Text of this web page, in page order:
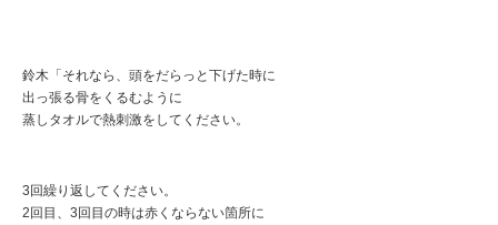
鈴木「それなら、頭をだらっと下げた時に
出っ張る骨をくるむように
蒸しタオルで熱刺激をしてください。
3回繰り返してください。
2回目、3回目の時は赤くならない箇所に